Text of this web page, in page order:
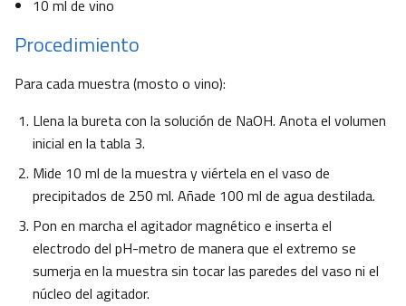
10 ml de vino
Procedimiento
Para cada muestra (mosto o vino):
Llena la bureta con la solución de NaOH. Anota el volumen
inicial en la tabla 3.
Mide 10 ml de la muestra y viértela en el vaso de
precipitados de 250 ml. Añade 100 ml de agua destilada.
Pon en marcha el agitador magnético e inserta el
electrodo del pH-metro de manera que el extremo se
sumerja en la muestra sin tocar las paredes del vaso ni el
núcleo del agitador.